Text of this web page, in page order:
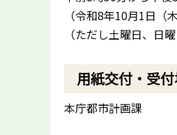
（令和8年10月1日（
（ただし土曜日、日
用紙交付・受
本庁都市計画課